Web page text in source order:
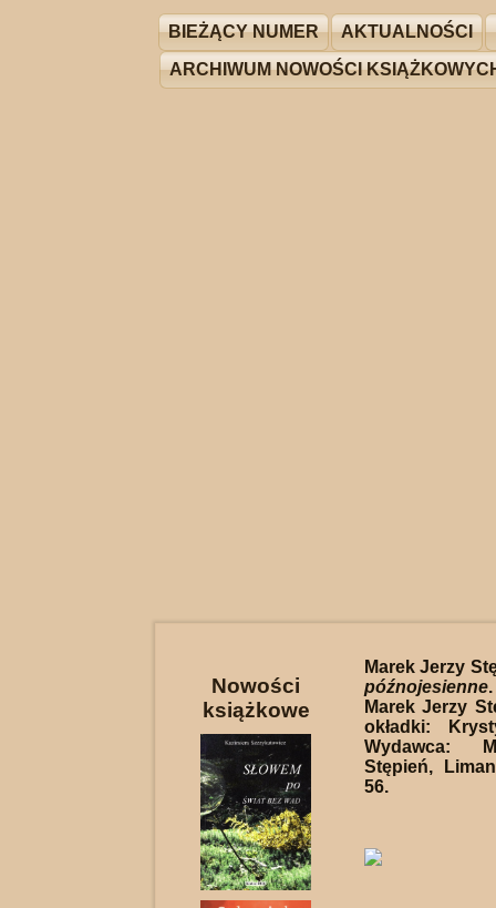
BIEŻĄCY NUMER AKTUALNOŚCI
ARCHIWUM NOWOŚCI
Nowości
książkowe
Marek Jerzy
późnojesienne
Marek Jerzy
okładki:
Wydawca:
Stępień,
56.